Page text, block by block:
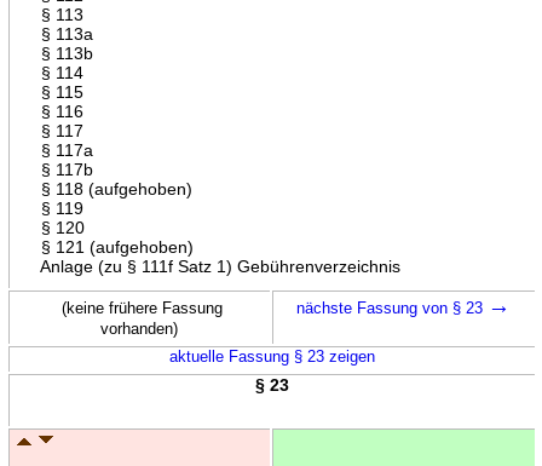
§ 113
§ 113a
§ 113b
§ 114
§ 115
§ 116
§ 117
§ 117a
§ 117b
§ 118 (aufgehoben)
§ 119
§ 120
§ 121 (aufgehoben)
Anlage (zu § 111f Satz 1) Gebührenverzeichnis
(keine frühere Fassung
vorhanden)
nächste Fassung von § 23 →
aktuelle Fassung § 23 zeigen
§ 23